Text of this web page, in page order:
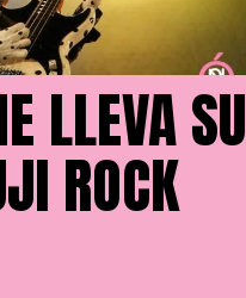
LLEVA SU
ROCK